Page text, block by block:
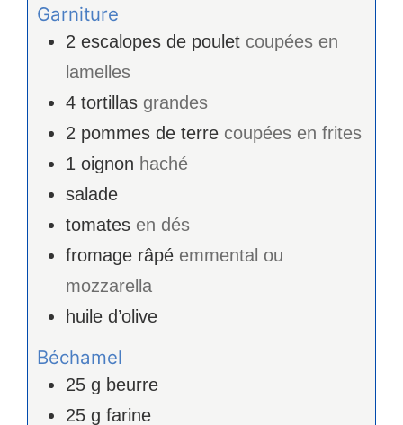
Garniture
2 escalopes de poulet coupées en
lamelles
4 tortillas grandes
2 pommes de terre coupées en frites
1 oignon haché
salade
tomates en dés
fromage râpé emmental ou
mozzarella
huile d’olive
Béchamel
25 g beurre
25 g farine